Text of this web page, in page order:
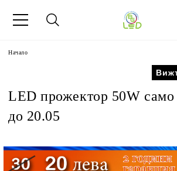
Начало
LED прожектор 50W само
до 20.05